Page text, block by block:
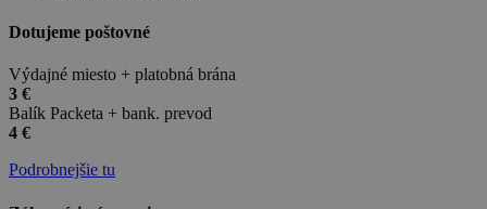
Dotujeme poštovné
Výdajné miesto + platobná brána
3 €
Balík Packeta + bank. prevod
4 €
Podrobnejšie tu